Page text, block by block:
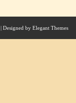
| Designed by Elegant Themes